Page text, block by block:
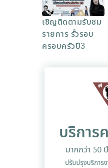
เชิญติดตามรับชม
รายการ รั้วรอบ
ครอบครัวปี3